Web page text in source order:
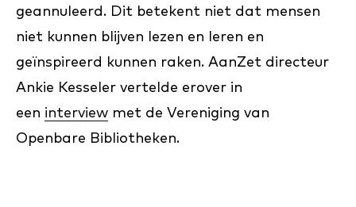
geannuleerd. Dit betekent niet dat mensen
niet kunnen blijven lezen en leren en
geïnspireerd kunnen raken. AanZet directeur
Ankie Kesseler vertelde erover in
een interview met de Vereniging van
Openbare Bibliotheken.